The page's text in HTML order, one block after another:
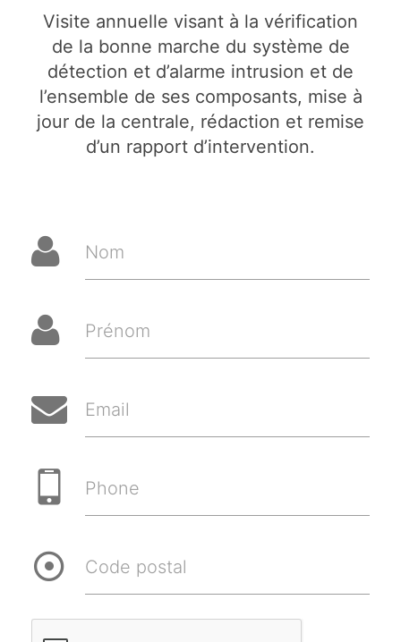
Visite annuelle visant à la vérification
de la bonne marche du système de
détection et d’alarme intrusion et de
l’ensemble de ses composants, mise à
jour de la centrale, rédaction et remise
d’un rapport d’intervention.
Nom
Prénom
Email
Phone
Code postal